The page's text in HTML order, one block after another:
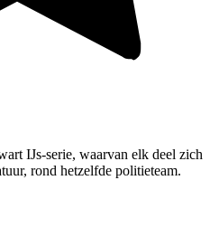
IJs-serie, waarvan elk deel zich
rond hetzelfde politieteam.